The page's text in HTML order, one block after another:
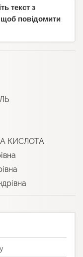
текст з
повідомити
КИСЛОТА